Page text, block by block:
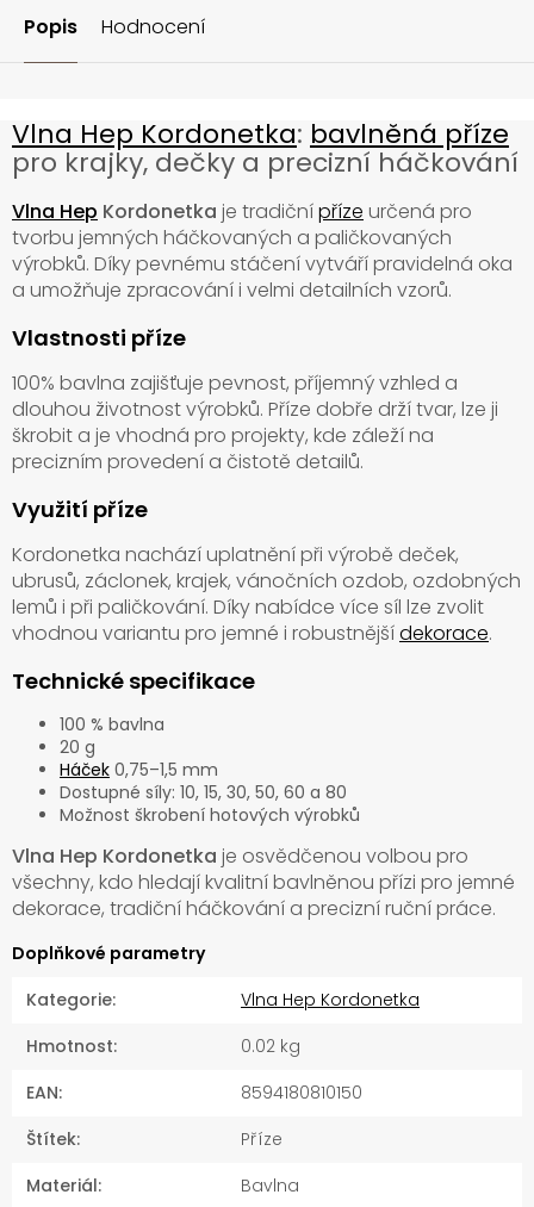
Popis Hodnocení
Vlna Hep Kordonetka: bavlněná příze
pro krajky, dečky a precizní háčkování
Vlna Hep Kordonetka je tradičnípříze určená pro
tvorbu jemných háčkovaných a paličkovaných
výrobků. Díky pevnému stáčení vytváří pravidelná oka
a umožňuje zpracování i velmi detailních vzorů.
Vlastnosti příze
100% bavlna zajišťuje pevnost, příjemný vzhled a
dlouhou životnost výrobků. Příze dobře drží tvar, lze ji
škrobit a je vhodná pro projekty, kde záleží na
precizním provedení a čistotě detailů.
Využití příze
Kordonetka nachází uplatnění při výrobě deček,
ubrusů, záclonek, krajek, vánočních ozdob, ozdobných
lemů i při paličkování. Díky nabídce více síl lze zvolit
vhodnou variantu pro jemné i robustnějšídekorace.
Technické specifikace
100 % bavlna
20 g
Háček 0,75–1,5 mm
Dostupné síly: 10, 15, 30, 50, 60 a 80
Možnost škrobení hotových výrobků
Vlna Hep Kordonetka je osvědčenou volbou pro
všechny, kdo hledají kvalitní bavlněnou přízi pro jemné
dekorace, tradiční háčkování a precizní ruční práce.
Doplňkové parametry
Kategorie:
Vlna Hep Kordonetka
Hmotnost:
0.02 kg
EAN:
8594180810150
Štítek:
Příze
Materiál: Bavlna